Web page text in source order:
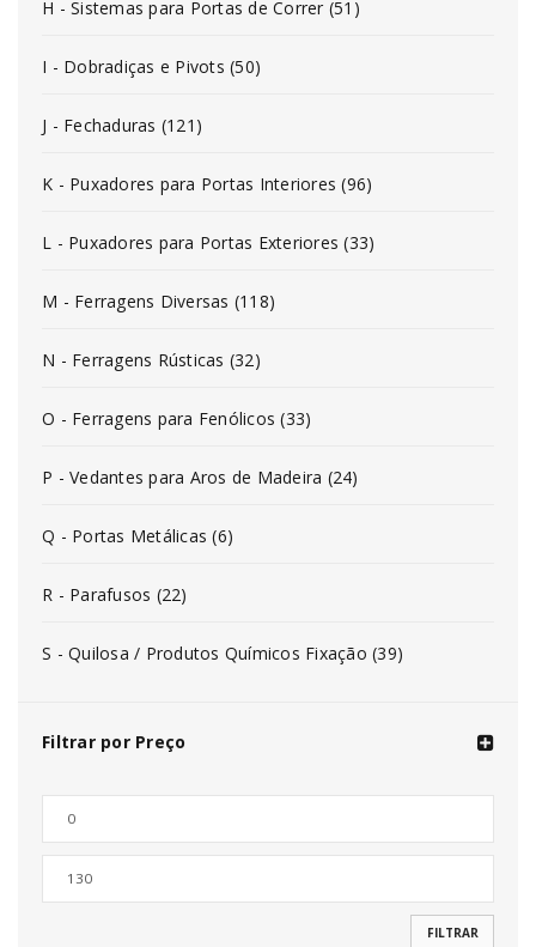
H - Sistemas para Portas de Correr (51)
I - Dobradiças e Pivots (50)
J - Fechaduras (121)
K - Puxadores para Portas Interiores (96)
L - Puxadores para Portas Exteriores (33)
M - Ferragens Diversas (118)
N - Ferragens Rústicas (32)
O - Ferragens para Fenólicos (33)
P - Vedantes para Aros de Madeira (24)
Q - Portas Metálicas (6)
R - Parafusos (22)
S - Quilosa / Produtos Químicos Fixação (39)
Filtrar por Preço
FILTRAR